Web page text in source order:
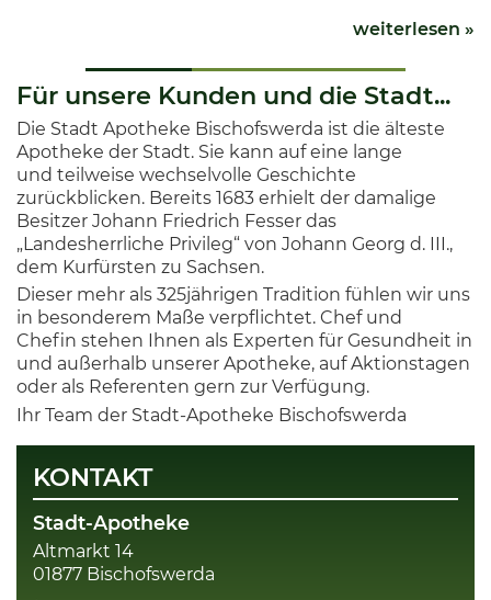
weiterlesen »
Für unsere Kunden und die Stadt...
Die Stadt Apotheke Bischofswerda ist die älteste
Apotheke der Stadt. Sie kann auf eine lange
und teilweise wechselvolle Geschichte
zurückblicken. Bereits 1683 erhielt der damalige
Besitzer Johann Friedrich Fesser das
„Landesherrliche Privileg“ von Johann Georg d. III.,
dem Kurfürsten zu Sachsen.
Dieser mehr als 325jährigen Tradition fühlen wir uns
in besonderem Maße verpflichtet. Chef und
Chefin stehen Ihnen als Experten für Gesundheit in
und außerhalb unserer Apotheke, auf Aktionstagen
oder als Referenten gern zur Verfügung.
Ihr Team der Stadt-Apotheke Bischofswerda
KONTAKT
Stadt-Apotheke
Altmarkt 14
01877 Bischofswerda